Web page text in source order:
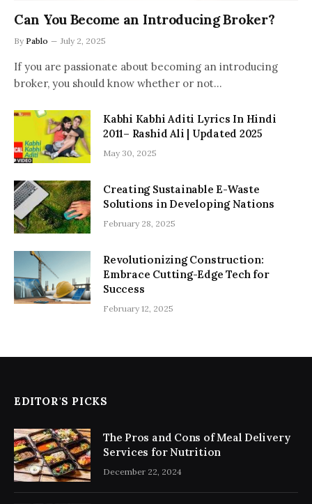
Can You Become an Introducing Broker?
By Pablo July 2, 2025
If you are passionate about becoming an introducing
broker, you should know whether or not…
Kabhi Kabhi Aditi Lyrics In Hindi
2011– Rashid Ali | Updated 2025
May 30, 2025
Creating Sustainable E-Waste
Solutions in Developing Nations
February 28, 2025
Revolutionizing Construction:
Embrace Cutting-Edge Tech for
Success
February 12, 2025
EDITOR'S PICKS
The Pros and Cons of Meal Delivery
Services for Nutrition
December 22, 2024